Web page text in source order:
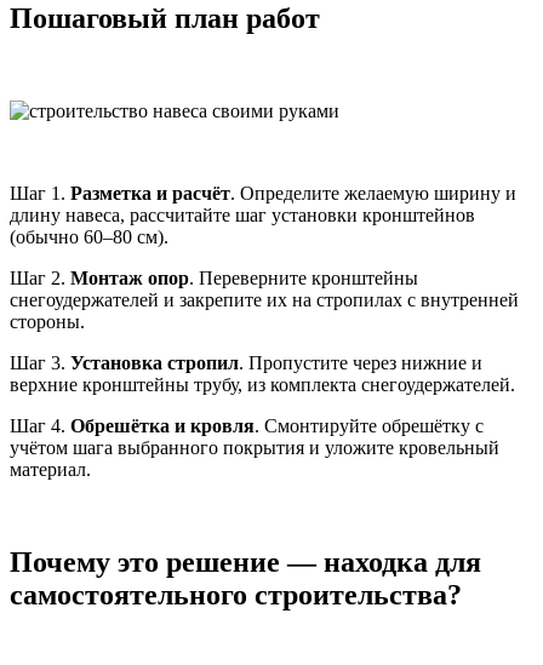
Пошаговый план работ
Шаг 1. Разметка и расчёт. Определите желаемую ширину и
длину навеса, рассчитайте шаг установки кронштейнов
(обычно 60–80 см).
Шаг 2. Монтаж опор. Переверните кронштейны
снегоудержателей и закрепите их на стропилах с внутренней
стороны.
Шаг 3. Установка стропил. Пропустите через нижние и
верхние кронштейны трубу, из комплекта снегоудержателей.
Шаг 4. Обрешётка и кровля. Смонтируйте обрешётку с
учётом шага выбранного покрытия и уложите кровельный
материал.
Почему это решение — находка для
самостоятельного строительства?